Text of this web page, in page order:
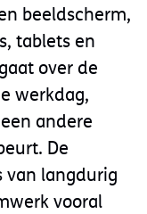
beeldscherm,
tablets en
over de
werkdag,
andere
De
van langdurig
vooral